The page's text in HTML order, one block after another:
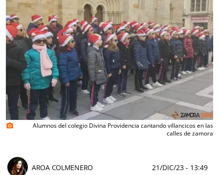
photo_camera
Alumnos del colegio Divina Providencia cantando villancicos en las
calles de zamora
AROA COLMENERO 21/DIC/23 - 13:49